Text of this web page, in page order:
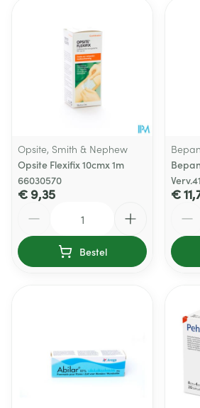
Opsite, Smith & Nephew
Opsite Flexifix 10cmx 1m
66030570
€ 9,35
Bestel
€